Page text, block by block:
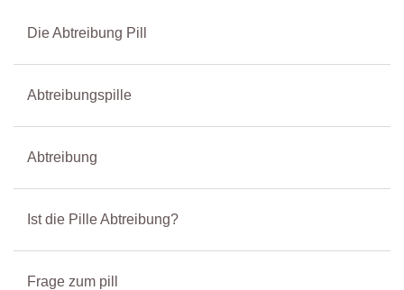
Die Abtreibung Pill
Abtreibungspille
Abtreibung
Ist die Pille Abtreibung?
Frage zum pill